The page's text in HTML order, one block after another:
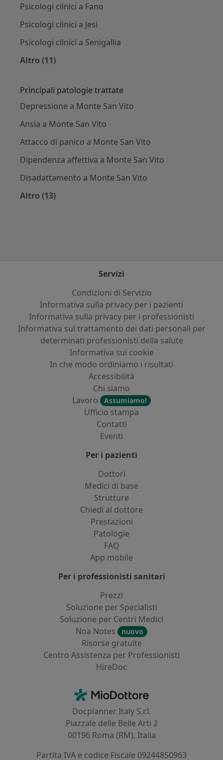
Psicologi clinici a Fano
Psicologi clinici a Jesi
Psicologi clinici a Senigallia
Altro (11)
Principali patologie trattate
Depressione a Monte San Vito
Ansia a Monte San Vito
Attacco di panico a Monte San Vito
Dipendenza affettiva a Monte San Vito
Disadattamento a Monte San Vito
Altro (13)
Servizi
Condizioni di Servizio
Informativa sulla privacy per i pazienti
Informativa sulla privacy per i professionisti
Informativa sul trattamento dei dati personali per
determinati professionisti della salute
Informativa sui cookie
In che modo ordiniamo i risultati
Accessibilità
Chi siamo
Lavoro
Assumiamo!
Ufficio stampa
Contatti
Eventi
Per i pazienti
Dottori
Medici di base
Strutture
Chiedi al dottore
Prestazioni
Patologie
FAQ
App mobile
Per i professionisti sanitari
Prezzi
Soluzione per Specialisti
Soluzione per Centri Medici
Noa Notes
nuovo
Risorse gratuite
Centro Assistenza per Professionisti
HireDoc
MioDottore - Homepage
Docplanner Italy S.r.l.
Piazzale delle Belle Arti 2
00196 Roma (RM), Italia
Partita IVA e codice Fiscale 09244850963